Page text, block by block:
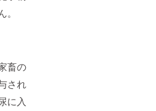
畜の
され
に入